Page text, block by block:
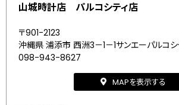
山城時計店 パルコシティ店
〒901-2123
沖縄県 浦添市 西洲3－1－1サンエーパルコシ
098-943-8627
MAPを表示する